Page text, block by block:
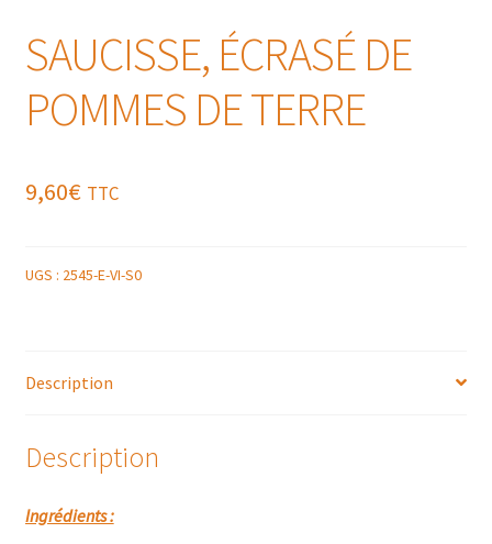
SAUCISSE, ÉCRASÉ DE
POMMES DE TERRE
9,60€ TTC
UGS : 2545-E-VI-S0
Description
Description
Ingrédients :